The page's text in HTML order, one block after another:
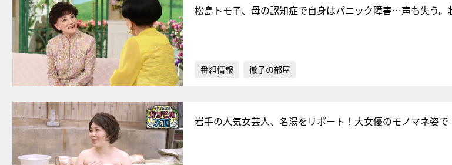
松島トモ子、母の認知症で自身はパニック障害…声も失う。
番組情報 徹子の部屋
岩手の人気女芸人、名湯をリポート！大女優のモノマネ姿で